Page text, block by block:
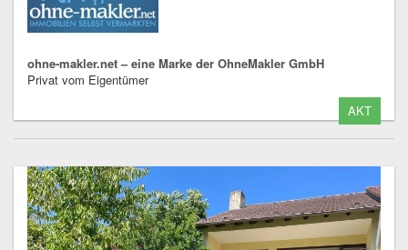
ohne-makler.net – eine Marke der OhneMakler GmbH
Privat vom Eigentümer
AKT